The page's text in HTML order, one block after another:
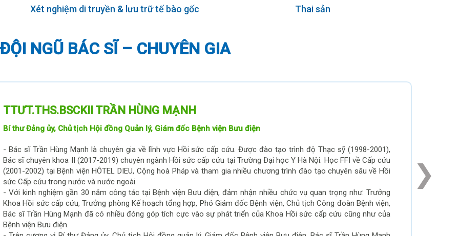
Xét nghiệm di truyền & lưu trữ tế bào gốc Thai sản
NGŨ BÁC SĨ – CHUYÊN GIA
TTƯT.THS.BSCKII TRẦN HÙNG MẠNH
Bí thư Đảng ủy, Chủ tịch Hội đồng Quản lý, Giám đốc Bệnh viện Bưu điện
- Bác sĩ Trần Hùng Mạnh là chuyên gia về lĩnh vực Hồi sức cấp cứu. Được đào tạo trình độ Thạc sỹ (1998-2001),
Bác sĩ chuyên khoa II (2017-2019) chuyên ngành Hồi sức cấp cứu tại Trường Đại học Y Hà Nội. Học FFI về Cấp cứu
(2001-2002) tại Bệnh viện HÔTEL DIEU, Cộng hoà Pháp và tham gia nhiều chương trình đào tạo chuyên sâu về Hồi
sức Cấp cứu trong nước và nước ngoài.
- Với kinh nghiệm gần 30 năm công tác tại Bệnh viện Bưu điện, đảm nhận nhiều chức vụ quan trọng như: Trưởng
Khoa Hồi sức cấp cứu, Trưởng phòng Kế hoạch tổng hợp, Phó Giám đốc Bệnh viện, Chủ tịch Công đoàn Bệnh viện,
Bác sĩ Trần Hùng Mạnh đã có nhiều đóng góp tích cực vào sự phát triển của Khoa Hồi sức cấp cứu cũng như của
Bệnh viện Bưu điện.